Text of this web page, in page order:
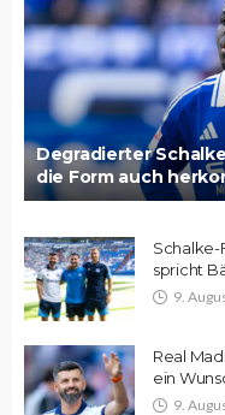
Degradierter
die Form auch
Schalke-
spricht
9.
Real
ein
9.